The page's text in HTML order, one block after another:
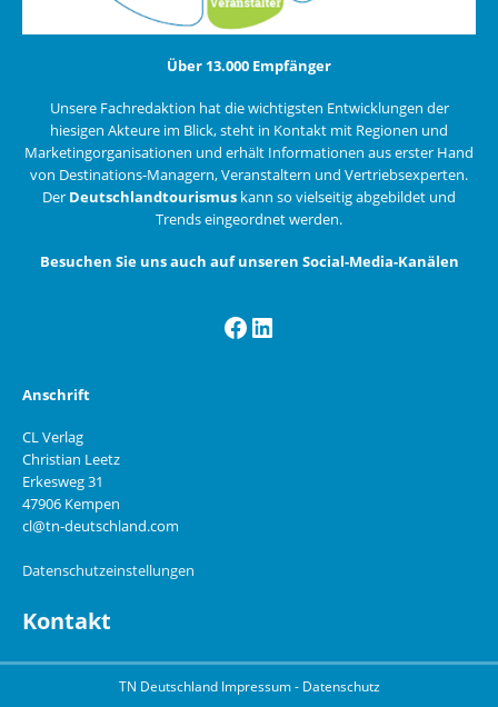
Über 13.000 Empfänger
Unsere Fachredaktion hat die wichtigsten Entwicklungen der
hiesigen Akteure im Blick, steht in Kontakt mit Regionen und
Marketingorganisationen und erhält Informationen aus erster Hand
von Destinations-Managern, Veranstaltern und Vertriebsexperten.
Der Deutschlandtourismus kann so vielseitig abgebildet und
Trends eingeordnet werden.
Besuchen Sie uns auch auf unseren Social-Media-Kanälen
Facebook
LinkedIn
Anschrift
CL Verlag
Christian Leetz
Erkesweg 31
47906 Kempen
cl@tn-deutschland.com
Datenschutzeinstellungen
Kontakt
TN Deutschland Impressum- Datenschutz